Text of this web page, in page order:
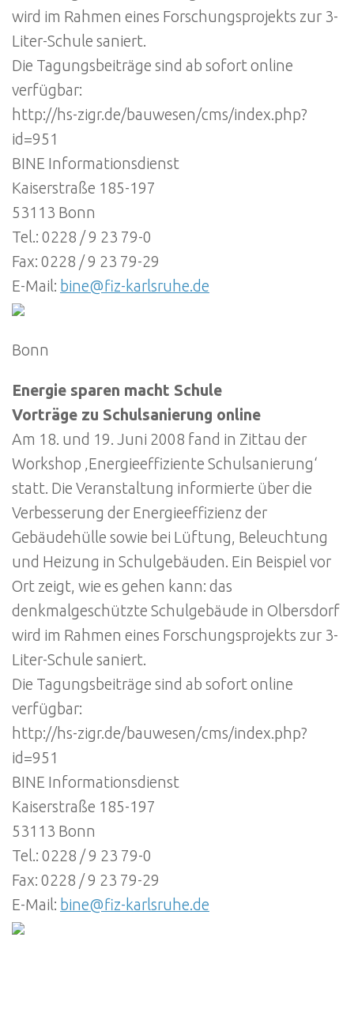
wird im Rahmen eines Forschungsprojekts zur 3-
Liter-Schule saniert.
Die Tagungsbeiträge sind ab sofort online
verfügbar:
http://hs-zigr.de/bauwesen/cms/index.php?
id=951
BINE Informationsdienst
Kaiserstraße 185-197
53113 Bonn
Tel.: 0228 / 9 23 79-0
Fax: 0228 / 9 23 79-29
E-Mail: bine@fiz-karlsruhe.de
Bonn
Energie sparen macht Schule
Vorträge zu Schulsanierung online
Am 18. und 19. Juni 2008 fand in Zittau der
Workshop ‚Energieeffiziente Schulsanierung‘
statt. Die Veranstaltung informierte über die
Verbesserung der Energieeffizienz der
Gebäudehülle sowie bei Lüftung, Beleuchtung
und Heizung in Schulgebäuden. Ein Beispiel vor
Ort zeigt, wie es gehen kann: das
denkmalgeschützte Schulgebäude in Olbersdorf
wird im Rahmen eines Forschungsprojekts zur 3-
Liter-Schule saniert.
Die Tagungsbeiträge sind ab sofort online
verfügbar:
http://hs-zigr.de/bauwesen/cms/index.php?
id=951
BINE Informationsdienst
Kaiserstraße 185-197
53113 Bonn
Tel.: 0228 / 9 23 79-0
Fax: 0228 / 9 23 79-29
E-Mail: bine@fiz-karlsruhe.de